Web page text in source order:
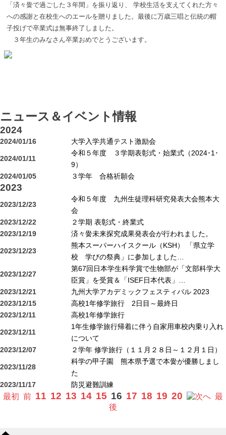
「済々黌で過ごした３年間」を振り返り、 学校生活を支えてくれた方々
への感謝と在校生へのエールを贈りました。最後に万歳三唱と伝統の帽
子投げで卒業式は無事終了しました。
３年生のみなさん卒業おめでとうございます。
ニュース＆イベント情報
2024
2024/01/16 大学入学共通テスト激励会
2024/01/11
令和５年度 ３学期表彰式・始業式（2024･1･
9）
2024/01/05
３学年 合格祈願会
2023
2023/12/23
令和５年度 九州生徒理科研究発表大会熊本大
会
2023/12/22
２学期 表彰式・終業式
2023/12/19
済々黌未来探究成果発表会が行われました。
2023/12/23
熊本スーパーハイスクール（KSH） 「県立学
校 学びの祭典」に参加しました…
2023/12/27
第67回日本学生科学賞で生物部が「文部科学大
臣賞」を受賞＆「ISEF日本代表」…
2023/12/21
九州大学アカデミックフェスティバル 2023
2023/12/15
高校1年修学旅行 2日目～最終日
2023/12/11
高校1年修学旅行
2023/12/11
1年生修学旅行帰着に伴う自家用車校内乗り入れ
について
2023/12/07
２学年 修学旅行（１１月２８日～１２月１日）
2023/11/28
科学の甲子園 熊本県予選で本黌が優勝しまし
た
2023/11/17
防災避難訓練
最初 前 11 12 13 14 15 16 17 18 19 20 へ 最
後